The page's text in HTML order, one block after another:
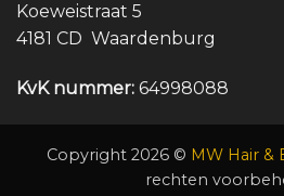
Koeweistraat 5
4181 CD Waardenburg
KvK nummer: 64998088
Copyright 2026 © MW Hair &
rechten